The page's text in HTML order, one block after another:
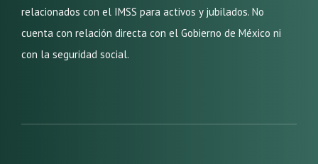
relacionados con el IMSS para activos y jubilados. No
cuenta con relación directa con el Gobierno de México ni
con la seguridad social.